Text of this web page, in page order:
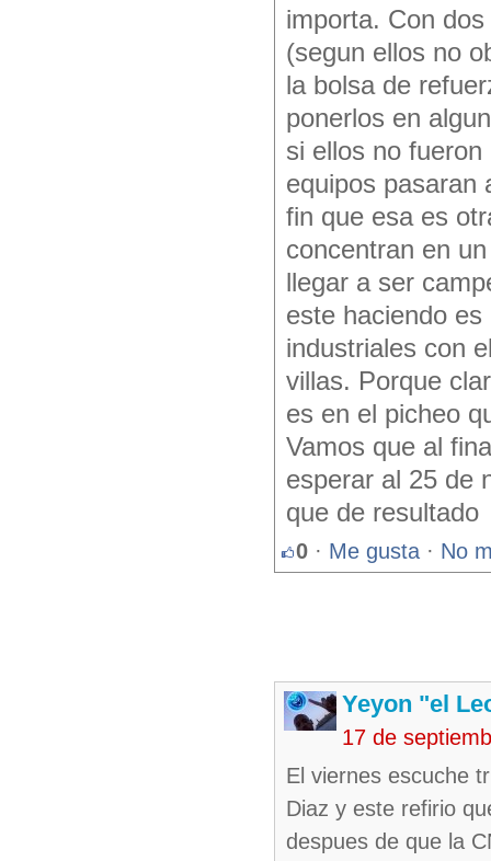
importa. Con
(segun ellos no
la bolsa de
ponerlos en
si ellos no
equipos pasaran
fin que esa es
concentran en
llegar a ser
este haciendo
industriales con
villas. Porque
es en el picheo
Vamos que al
esperar al 25 de
que de resultado
0 · Me gusta · No
Yeyon "el
17 de
El viernes escuche
Diaz y este refirio
despues de que la